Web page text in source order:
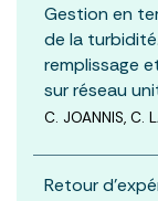
Gestion en
de la
remplissage
sur réseau
C. JOANNIS, C.
Retour